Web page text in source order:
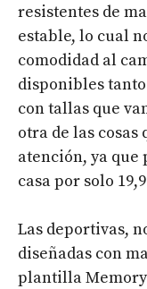
resistentes de
estable, lo cual
comodidad al
disponibles
con tallas que
otra de las
atención, ya que
casa por solo
Las deportivas,
diseñadas con
plantilla